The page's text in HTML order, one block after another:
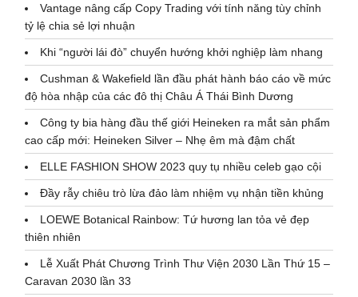
Vantage nâng cấp Copy Trading với tính năng tùy chỉnh
tỷ lệ chia sẻ lợi nhuận
Khi “người lái đò” chuyển hướng khởi nghiệp làm nhang
Cushman & Wakefield lần đầu phát hành báo cáo về mức
độ hòa nhập của các đô thị Châu Á Thái Bình Dương
Công ty bia hàng đầu thế giới Heineken ra mắt sản phẩm
cao cấp mới: Heineken Silver – Nhẹ êm mà đậm chất
ELLE FASHION SHOW 2023 quy tụ nhiều celeb gạo cội
Đầy rẫy chiêu trò lừa đảo làm nhiệm vụ nhận tiền khủng
LOEWE Botanical Rainbow: Tứ hương lan tỏa vẻ đẹp
thiên nhiên
Lễ Xuất Phát Chương Trình Thư Viện 2030 Lần Thứ 15 –
Caravan 2030 lần 33